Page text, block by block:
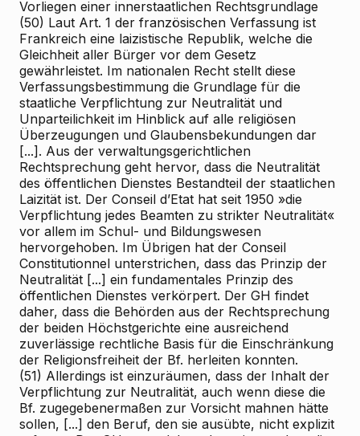
Vorliegen einer innerstaatlichen Rechtsgrundlage
(50) Laut Art. 1 der französischen Verfassung ist
Frankreich eine laizistische Republik, welche die
Gleichheit aller Bürger vor dem Gesetz
gewährleistet. Im nationalen Recht stellt diese
Verfassungsbestimmung die Grundlage für die
staatliche Verpflichtung zur Neutralität und
Unparteilichkeit im Hinblick auf alle religiösen
Überzeugungen und Glaubensbekundungen dar
[...]. Aus der verwaltungsgerichtlichen
Rechtsprechung geht hervor, dass die Neutralität
des öffentlichen Dienstes Bestandteil der staatlichen
Laizität ist. Der Conseil d’Etat hat seit 1950 »die
Verpflichtung jedes Beamten zu strikter Neutralität«
vor allem im Schul- und Bildungswesen
hervorgehoben. Im Übrigen hat der Conseil
Constitutionnel unterstrichen, dass das Prinzip der
Neutralität [...] ein fundamentales Prinzip des
öffentlichen Dienstes verkörpert. Der GH findet
daher, dass die Behörden aus der Rechtsprechung
der beiden Höchstgerichte eine ausreichend
zuverlässige rechtliche Basis für die Einschränkung
der Religionsfreiheit der Bf. herleiten konnten.
(51) Allerdings ist einzuräumen, dass der Inhalt der
Verpflichtung zur Neutralität, auch wenn diese die
Bf. zugegebenermaßen zur Vorsicht mahnen hätte
sollen, [...] den Beruf, den sie ausübte, nicht explizit